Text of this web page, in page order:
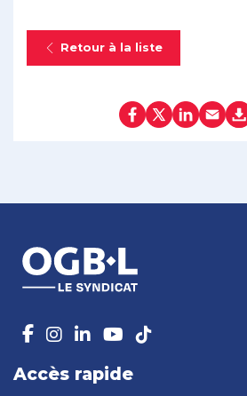
Retour à la liste
Accès rapide